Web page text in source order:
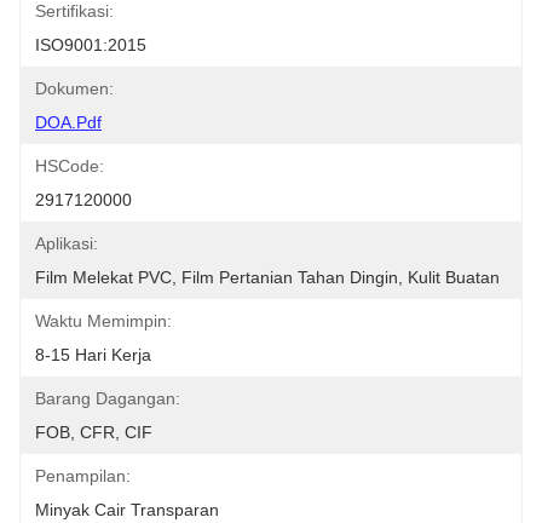
Sertifikasi:
ISO9001:2015
Dokumen:
DOA.pdf
HSCode:
2917120000
Aplikasi:
Film Melekat PVC, Film Pertanian Tahan Dingin, Kulit Buatan
Waktu Memimpin:
8-15 Hari Kerja
Barang Dagangan:
FOB, CFR, CIF
Penampilan:
Minyak Cair Transparan